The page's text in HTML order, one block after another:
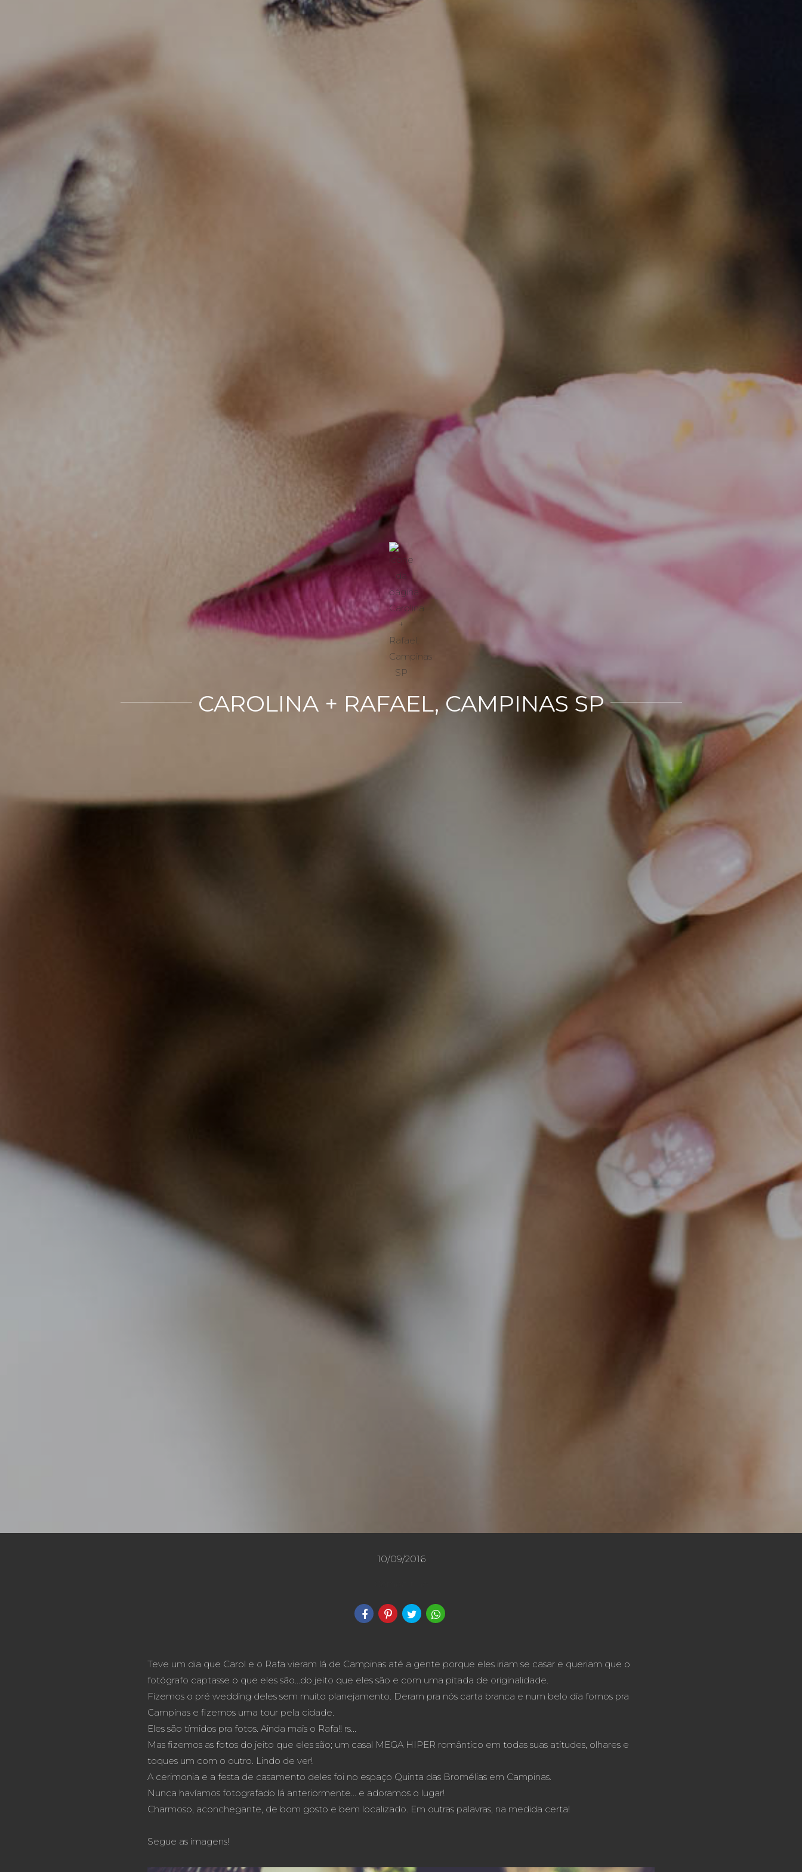
CAROLINA + RAFAEL, CAMPINAS SP
10/09/2016
Teve um dia que Carol e o Rafa vieram lá de Campinas até a gente porque eles iriam se casar e queriam que o
fotógrafo captasse o que eles são...do jeito que eles são e com uma pitada de originalidade.
Fizemos o pré wedding deles sem muito planejamento. Deram pra nós carta branca e num belo dia fomos pra
Campinas e fizemos uma tour pela cidade.
Eles são tímidos pra fotos. Ainda mais o Rafa!! rs...
Mas fizemos as fotos do jeito que eles são; um casal MEGA HIPER romântico em todas suas atitudes, olhares e
toques um com o outro. Lindo de ver!
A cerimonia e a festa de casamento deles foi no espaço Quinta das Bromélias em Campinas.
Nunca havíamos fotografado lá anteriormente... e adoramos o lugar!
Charmoso, aconchegante, de bom gosto e bem localizado. Em outras palavras, na medida certa!
Segue as imagens!